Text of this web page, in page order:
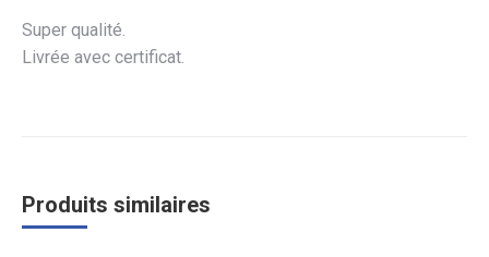
Super qualité.
Livrée avec certificat.
Produits similaires